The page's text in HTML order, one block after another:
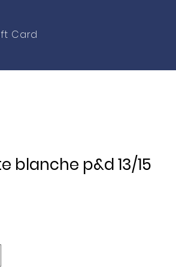
Card
blanche p&d 13/15